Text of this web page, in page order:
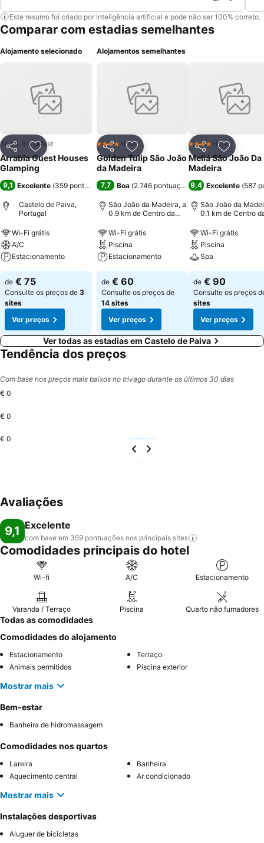
Este resumo foi criado por inteligência artificial e pode não ser 100% correto.
Comparar com estadias semelhantes
Alojamento selecionado
PartilharAdicionar aos favoritos
Bed & Breakfast
Arrabia Guest Houses
Glamping
9,1 Excelente (359 pontuações)
Castelo de Paiva,
Portugal
Wi-Fi grátis
A/C
Estacionamento
de € 75
Consulte os preços de 3
sites
Ver preços
Alojamentos semelhantes
PartilharAdicionar aos favoritos
4 EstrelasHotel
Golden Tulip São João
da Madeira
7,7 Boa (2.746 pontuações)
São João da Madeira, a
0.9 km de Centro da
Wi-Fi grátis
Piscina
Estacionamento
de € 60
Consulte os preços de
14 sites
Ver preços
Partilhar
4 EstrelasHotel
Meliá São João Da
Madeira
9,4 Excelente (587
São João da
0.1 km de Centro
Wi-Fi grátis
Piscina
Spa
de € 90
Consulte os preços
sites
Ver preços
Ver todas as estadias em Castelo de Paiva
Tendência dos preços
Com base nos preços mais baixos no trivago durante os últimos 30 dias
€ 0
€ 0
€ 0
Avaliações
9,1 Excelente
com base em 359 pontuações nos principais sites
Comodidades principais do hotel
Wi-fi A/C Estacionamento
Varanda / Terraço Piscina Quarto não fumadores
Todas as comodidades
Comodidades do alojamento
Estacionamento
Terraço
Animais permitidos
Piscina exterior
Mostrar mais
Bem-estar
Banheira de hidromassagem
Comodidades nos quartos
Lareira
Banheira
Aquecimento central
Ar condicionado
Mostrar mais
Instalações desportivas
Aluguer de bicicletas